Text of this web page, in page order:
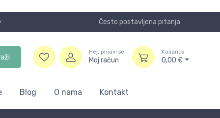
Često postavljena pitanja
Hej, prijavi se
Moj račun
Košarica
0,00 €
Blog O nama Kontakt